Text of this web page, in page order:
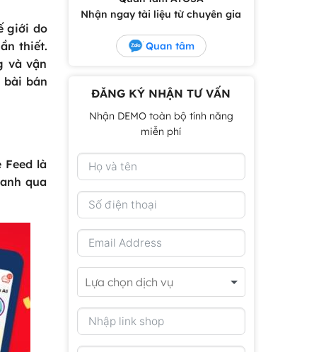
giới do
thiết.
và vận
bài bán
Feed là
qua
Nhận ngay tài liệu từ chuyên gia
Quan tâm
ĐĂNG KÝ NHẬN TƯ VẤN
Nhận DEMO toàn bộ tính năng
miễn phí